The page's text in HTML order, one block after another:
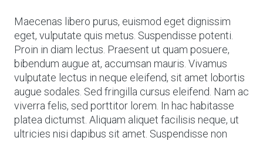
Maecenas libero purus, euismod eget dignissim
eget, vulputate quis metus. Suspendisse potenti.
Proin in diam lectus. Praesent ut quam posuere,
bibendum augue at, accumsan mauris. Vivamus
vulputate lectus in neque eleifend, sit amet lobortis
augue sodales. Sed fringilla cursus eleifend. Nam ac
viverra felis, sed porttitor lorem. In hac habitasse
platea dictumst. Aliquam aliquet facilisis neque, ut
ultricies nisi dapibus sit amet. Suspendisse non